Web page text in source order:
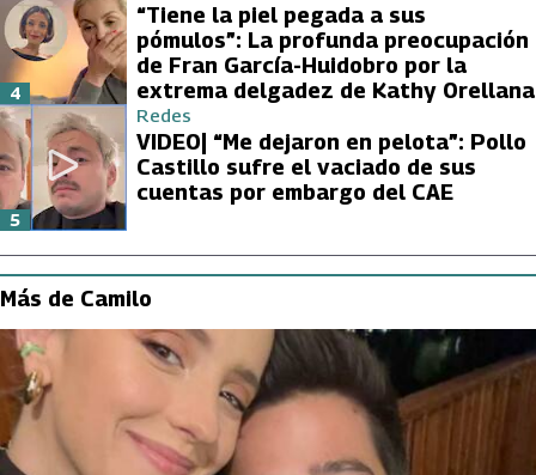
“Tiene la piel pegada a sus
pómulos”: La profunda preocupación
de Fran García-Huidobro por la
extrema delgadez de Kathy Orellana
4
Redes
VIDEO| “Me dejaron en pelota”: Pollo
Castillo sufre el vaciado de sus
cuentas por embargo del CAE
5
Más de Camilo